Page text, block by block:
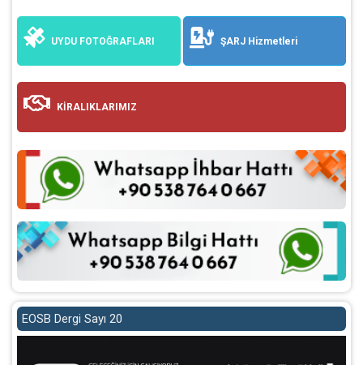
UYDU FOTOĞRAFLARI ŞARJ Hizmetleri
KİRALIKLARIMIZ
EOSB Dergi Sayı 20